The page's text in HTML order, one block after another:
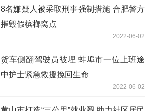
8名嫌疑人被采取刑事强制措施 合肥警方
摧毁假槟榔窝点
2022-06-02
货车侧翻驾驶员被埋 蚌埠市一位上班途
中护士紧急救援挽回生命
2022-06-02